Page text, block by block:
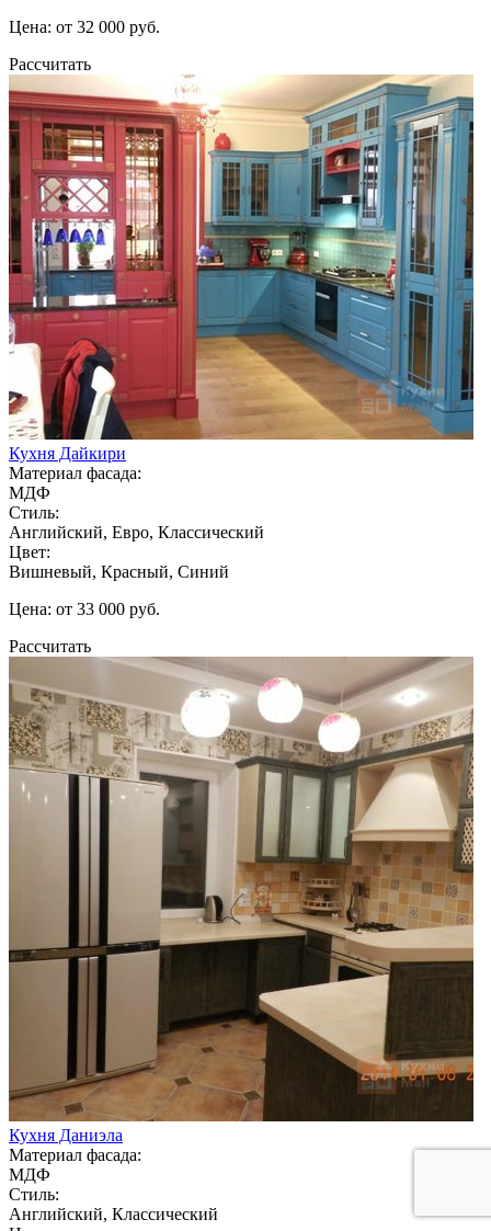
Цена: от 32 000 руб.
Рассчитать
Кухня Дайкири
Материал фасада:
МДФ
Стиль:
Английский, Евро, Классический
Цвет:
Вишневый, Красный, Синий
Цена: от 33 000 руб.
Рассчитать
Кухня Даниэла
Материал фасада:
МДФ
Стиль:
Английский, Классический